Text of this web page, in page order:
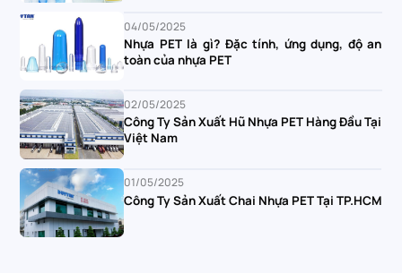
04/05/2025
Nhựa PET là gì? Đặc tính, ứng dụng, độ an
toàn của nhựa PET
02/05/2025
Công Ty Sản Xuất Hũ Nhựa PET Hàng Đầu Tại
Việt Nam
01/05/2025
Công Ty Sản Xuất Chai Nhựa PET Tại TP.HCM